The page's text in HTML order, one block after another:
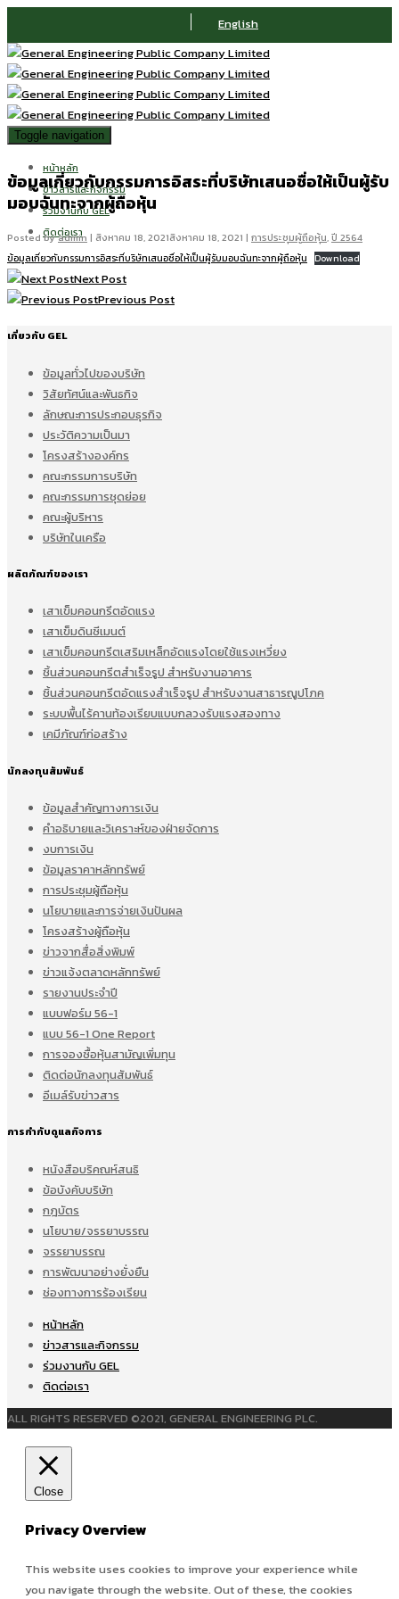
English
Toggle navigation
หน้าหลัก
ข่าวสารและกิจกรรม
ร่วมงานกับ GEL
ติดต่อเรา
ข้อมูลเกี่ยวกับกรรมการอิสระที่บริษัทเสนอชื่อให้เป็นผู้รับ
มอบฉันทะจากผู้ถือหุ้น
Posted byadmin | สิงหาคม 18, 2021สิงหาคม 18, 2021 | การประชุมผู้ถือหุ้น,ปี 2564
ข้อมูลเกี่ยวกับกรรมการอิสระที่บริษัทเสนอชื่อให้เป็นผู้รับมอบฉันทะจากผู้ถือหุ้น Download
Next Post
Previous Post
เกี่ยวกับ GEL
ข้อมูลทั่วไปของบริษัท
วิสัยทัศน์และพันธกิจ
ลักษณะการประกอบธุรกิจ
ประวัติความเป็นมา
โครงสร้างองค์กร
คณะกรรมการบริษัท
คณะกรรมการชุดย่อย
คณะผู้บริหาร
บริษัทในเครือ
ผลิตภัณฑ์ของเรา
เสาเข็มคอนกรีตอัดแรง
เสาเข็มดินซีเมนต์
เสาเข็มคอนกรีตเสริมเหล็กอัดแรงโดยใช้แรงเหวี่ยง
ชิ้นส่วนคอนกรีตสำเร็จรูป สำหรับงานอาคาร
ชิ้นส่วนคอนกรีตอัดแรงสำเร็จรูป สำหรับงานสาธารณูปโภค
ระบบพื้นไร้คานท้องเรียบแบบกลวงรับแรงสองทาง
เคมีภัณฑ์ก่อสร้าง
นักลงทุนสัมพันธ์
ข้อมูลสำคัญทางการเงิน
คำอธิบายและวิเคราะห์ของฝ่ายจัดการ
งบการเงิน
ข้อมูลราคาหลักทรัพย์
การประชุมผู้ถือหุ้น
นโยบายและการจ่ายเงินปันผล
โครงสร้างผู้ถือหุ้น
ข่าวจากสื่อสิ่งพิมพ์
ข่าวแจ้งตลาดหลักทรัพย์
รายงานประจำปี
แบบฟอร์ม 56-1
แบบ 56-1 One Report
การจองซื้อหุ้นสามัญเพิ่มทุน
ติดต่อนักลงทุนสัมพันธ์
อีเมล์รับข่าวสาร
การกำกับดูแลกิจการ
หนังสือบริคณห์สนธิ
ข้อบังคับบริษัท
กฎบัตร
นโยบาย/จรรยาบรรณ
จรรยาบรรณ
การพัฒนาอย่างยั่งยืน
ช่องทางการร้องเรียน
หน้าหลัก
ข่าวสารและกิจกรรม
ร่วมงานกับ GEL
ติดต่อเรา
ALL RIGHTS RESERVED ©2021, GENERAL ENGINEERING PLC.
Close
Privacy Overview
This website uses cookies to improve your experience while
you navigate through the website. Out of these, the cookies